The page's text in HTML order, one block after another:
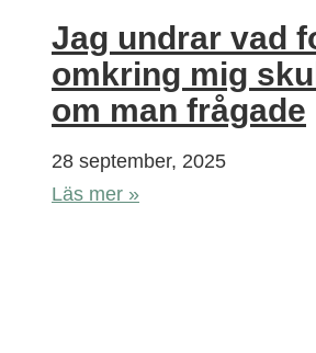
Jag undrar vad
omkring mig
om man frågade
28 september, 2025
Läs mer »